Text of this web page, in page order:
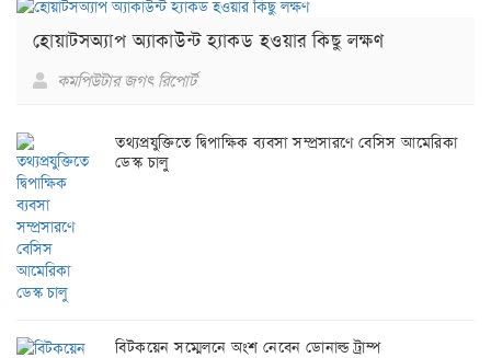
হোয়াটসঅ্যাপ অ্যাকাউন্ট হ্যাকড হওয়ার কিছু লক্ষণ
কমপিউটার জগৎ রিপোর্ট
তথ্যপ্রযুক্তিতে দ্বিপাক্ষিক ব্যবসা সম্প্রসারণে বেসিস আমেরিকা
ডেস্ক চালু
বিটকয়েন সম্মেলনে অংশ নেবেন ডোনাল্ড ট্রাম্প